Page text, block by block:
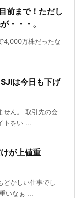
前まで！ただし
・・・。
4,000万株だったな
は今日も下げ
せん。 取引先の会
トをい ...
が上値重
どかしい仕事でし
いなぁ ...